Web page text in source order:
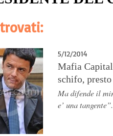
5/12/2014
Mafia
schifo,
Ma difende il
e’ una tangente”.